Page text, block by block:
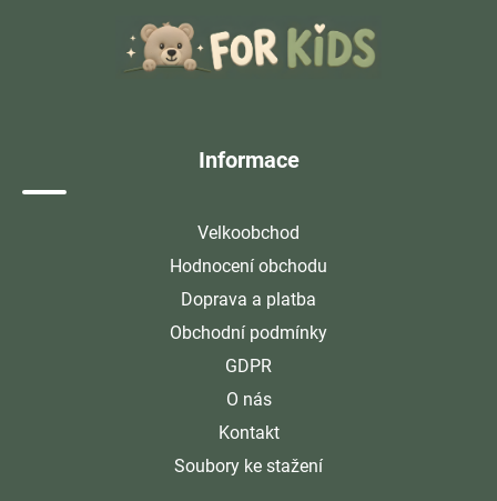
Informace
Velkoobchod
Hodnocení obchodu
Doprava a platba
Obchodní podmínky
GDPR
O nás
Kontakt
Soubory ke stažení